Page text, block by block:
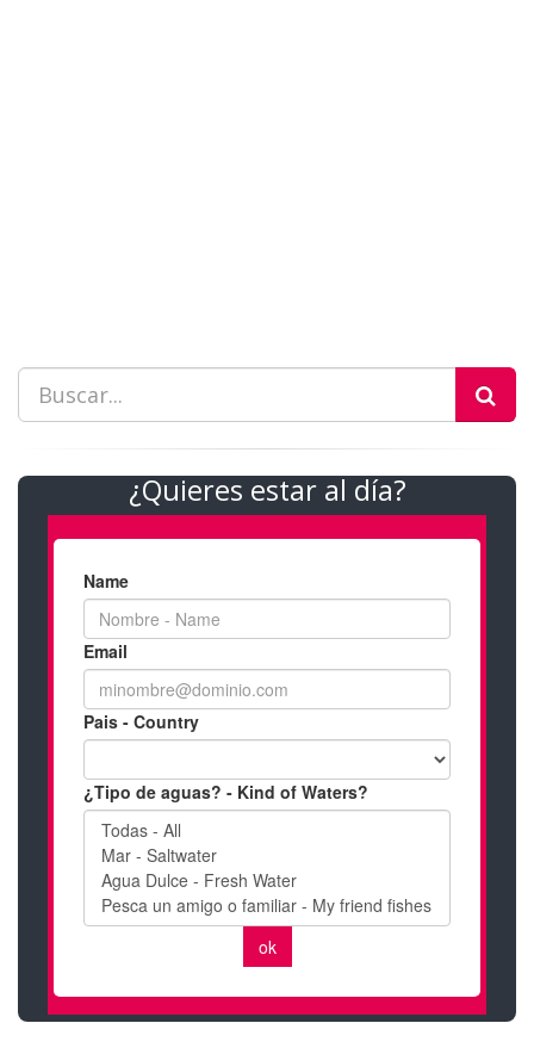
¿Quieres estar al día?